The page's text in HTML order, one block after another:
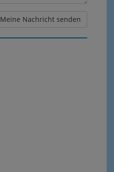
Meine Nachricht senden